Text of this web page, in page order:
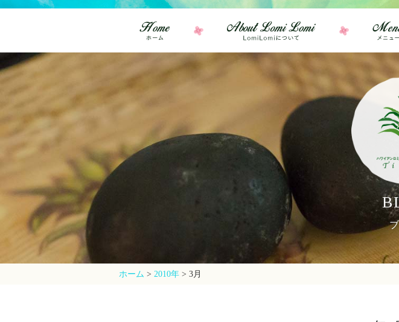
ホーム > 2010年 > 3月